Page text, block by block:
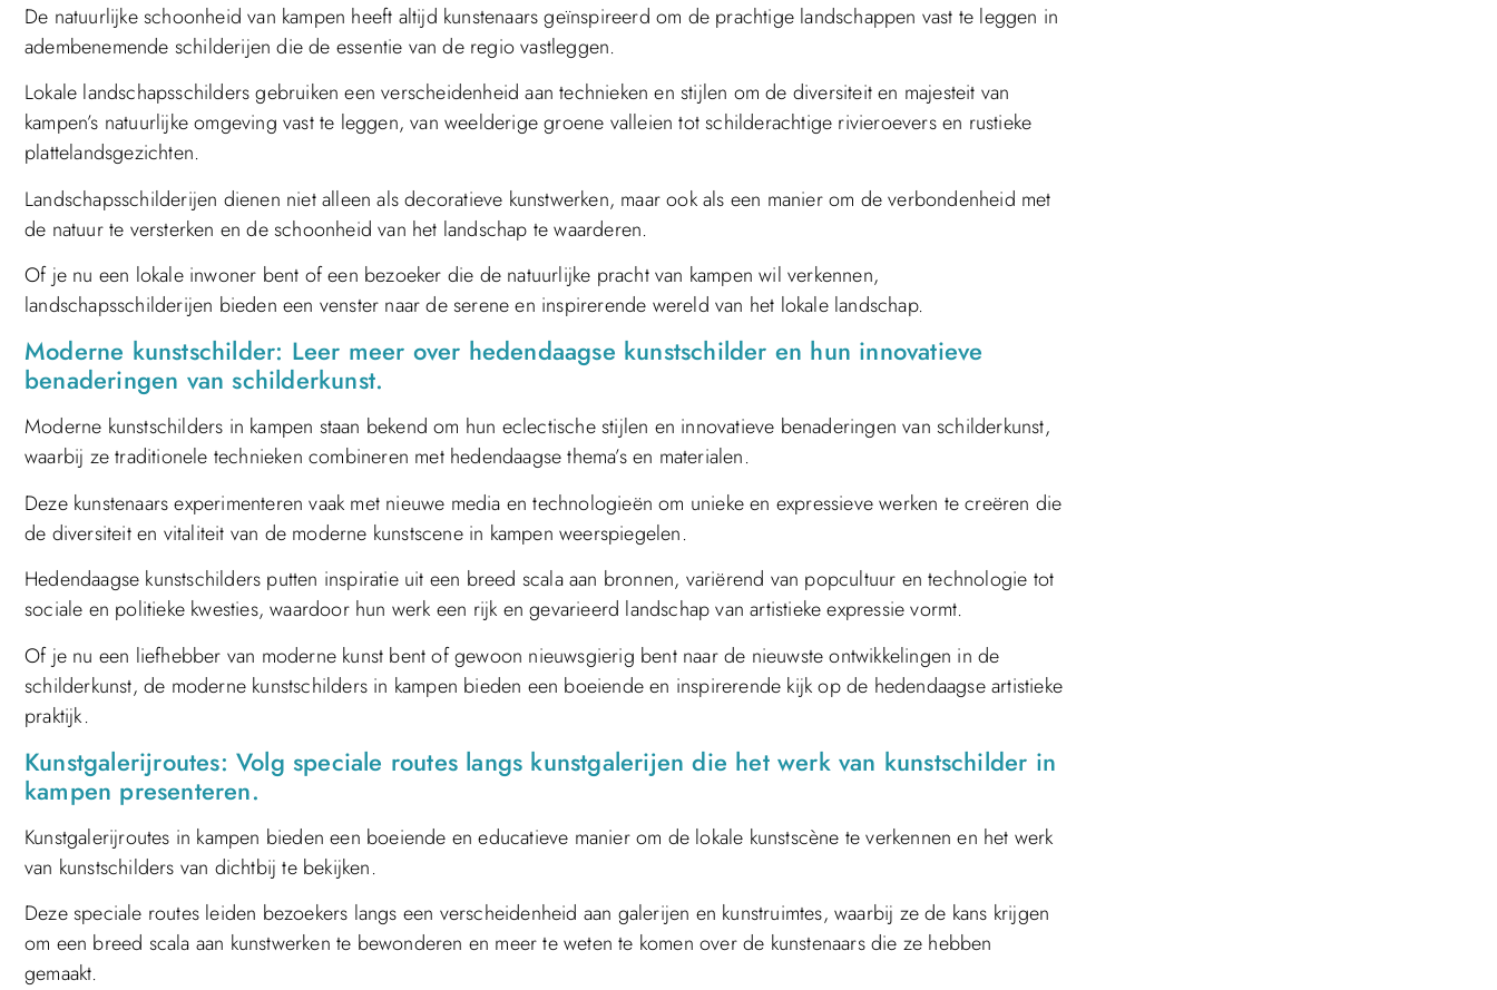
De natuurlijke schoonheid van kampen heeft altijd kunstenaars geïnspireerd om de prachtige landschappen vast te leggen in
adembenemende schilderijen die de essentie van de regio vastleggen.
Lokale landschapsschilders gebruiken een verscheidenheid aan technieken en stijlen om de diversiteit en majesteit van
kampen’s natuurlijke omgeving vast te leggen, van weelderige groene valleien tot schilderachtige rivieroevers en rustieke
plattelandsgezichten.
Landschapsschilderijen dienen niet alleen als decoratieve kunstwerken, maar ook als een manier om de verbondenheid met
de natuur te versterken en de schoonheid van het landschap te waarderen.
Of je nu een lokale inwoner bent of een bezoeker die de natuurlijke pracht van kampen wil verkennen,
landschapsschilderijen bieden een venster naar de serene en inspirerende wereld van het lokale landschap.
Moderne kunstschilder: Leer meer over hedendaagse kunstschilder en hun innovatieve
benaderingen van schilderkunst.
Moderne kunstschilders in kampen staan bekend om hun eclectische stijlen en innovatieve benaderingen van schilderkunst,
waarbij ze traditionele technieken combineren met hedendaagse thema’s en materialen.
Deze kunstenaars experimenteren vaak met nieuwe media en technologieën om unieke en expressieve werken te creëren die
de diversiteit en vitaliteit van de moderne kunstscene in kampen weerspiegelen.
Hedendaagse kunstschilders putten inspiratie uit een breed scala aan bronnen, variërend van popcultuur en technologie tot
sociale en politieke kwesties, waardoor hun werk een rijk en gevarieerd landschap van artistieke expressie vormt.
Of je nu een liefhebber van moderne kunst bent of gewoon nieuwsgierig bent naar de nieuwste ontwikkelingen in de
schilderkunst, de moderne kunstschilders in kampen bieden een boeiende en inspirerende kijk op de hedendaagse artistieke
praktijk.
Kunstgalerijroutes: Volg speciale routes langs kunstgalerijen die het werk van kunstschilder in
kampen presenteren.
Kunstgalerijroutes in kampen bieden een boeiende en educatieve manier om de lokale kunstscène te verkennen en het werk
van kunstschilders van dichtbij te bekijken.
Deze speciale routes leiden bezoekers langs een verscheidenheid aan galerijen en kunstruimtes, waarbij ze de kans krijgen
om een breed scala aan kunstwerken te bewonderen en meer te weten te komen over de kunstenaars die ze hebben
gemaakt.